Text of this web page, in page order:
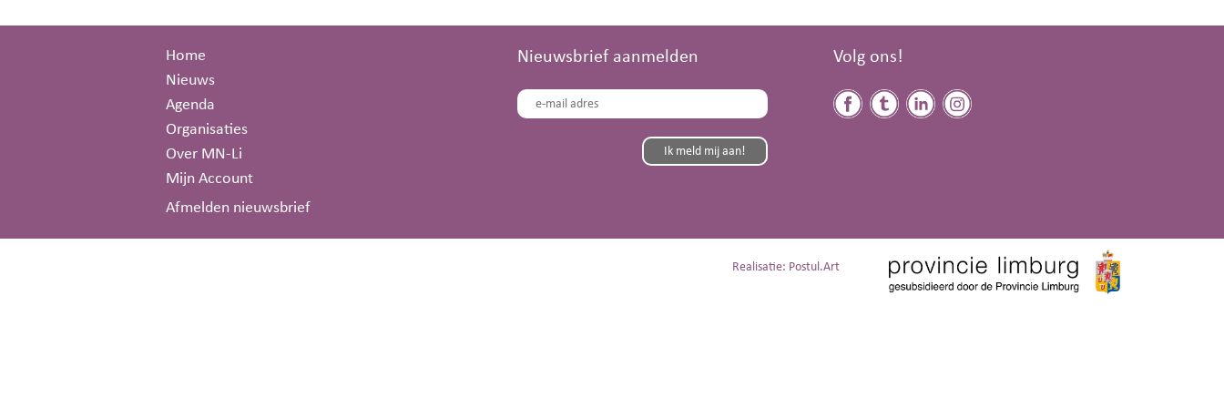
Home
Nieuws
Agenda
Organisaties
Over MN-Li
Mijn Account
Afmelden nieuwsbrief
Nieuwsbrief aanmelden Volg ons!
Realisatie: Postul.Art